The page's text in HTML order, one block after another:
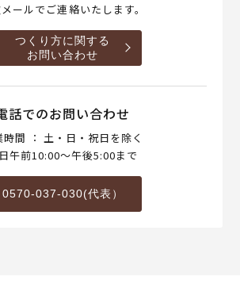
ールでご連絡いたします。
つくり方に関する
お問い合わせ
話でのお問い合わせ
時間 ： 土・日・祝日を除く
午前10:00～午後5:00まで
0570-037-030(代表）